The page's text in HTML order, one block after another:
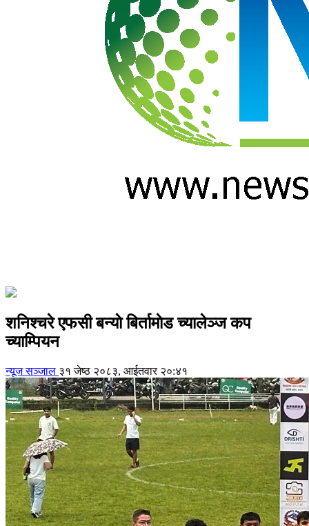
शनिश्चरे एफसी बन्याे बिर्तामाेड च्यालेञ्ज कप
च्याम्पियन
न्यूज सञ्जाल ३१ जेष्ठ २०८३, आईतवार २०:४१